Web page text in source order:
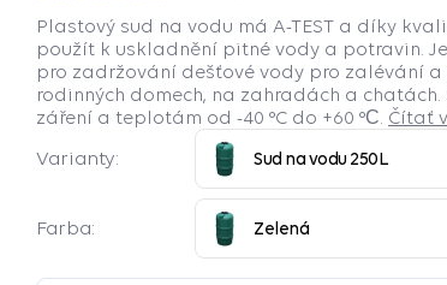
Plastový sud na vodu má A-TEST a díky
použít k uskladnění pitné vody a potravin.
pro zadržování dešťové vody pro zalévání
rodinných domech, na zahradách a chatách.
záření a teplotám od -40 °C do +60 °С. Čítať
Varianty: Sud na vodu 250L
Farba: Zelená